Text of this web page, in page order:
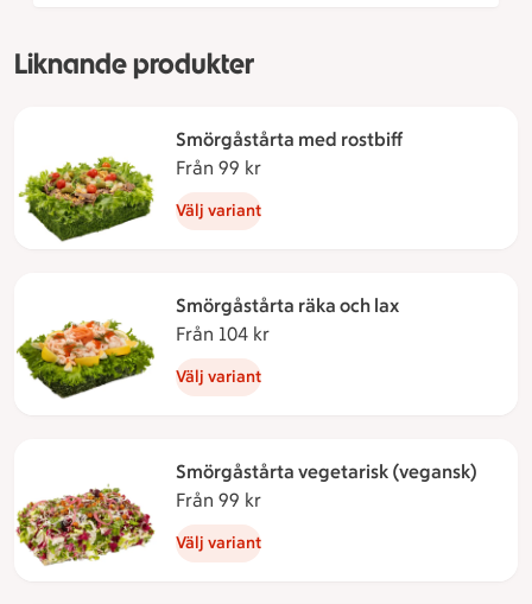
Liknande produkter
Smörgåstårta med rostbiff
Från 99 kr
Välj variant
Smörgåstårta räka och lax
Från 104 kr
Välj variant
Smörgåstårta vegetarisk (vegansk)
Från 99 kr
Välj variant